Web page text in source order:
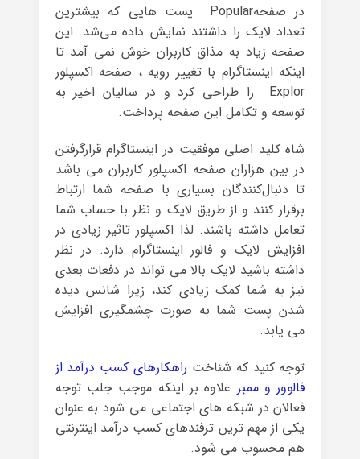
در صفحهPopular پست هایی که بیشترین
تعداد لایک را داشتند نمایش داده می‌شد. این
صفحه زیاد به مذاق کاربران خوش نمی آمد تا
اینکه اینستاگرام با تغییر رویه ، صفحه اکسپلور
Explor را طراحی کرد و در سالیان اخیر به
توسعه و تکامل این صفحه پرداخت.
شاه ‌کلید اصلی موفقیت در اینستاگرام قرارگرفتن
در بین هزاران صفحه اکسپلور کاربران می باشد
تا دنبال‌کنندگان بسیاری با صفحه شما ارتباط
برقرار کنند و از طریق لایک و نظر با حساب شما
تعامل داشته باشند. لذا اکسپلور تاثیر زیادی در
افزایش لایک و فالور اینستاگرام دارد. در نظر
داشته باشید لایک بالا می تواند در دفعات بعدی
نیز به شما کمک زیادی کند، زیرا شانس دیده
شدن پست شما به صورت چشمگیری افزایش
می یابد.
توجه کنید که شناخت راهکارهای کسب درآمد از
فالوور و ممبر علاوه بر اینکه موجب جلب توجه
فعالان در شبکه های اجتماعی می شود به عنوان
یکی از مهم ترین ترفندهای کسب درآمد اینترنتی
هم محسوب می شود.